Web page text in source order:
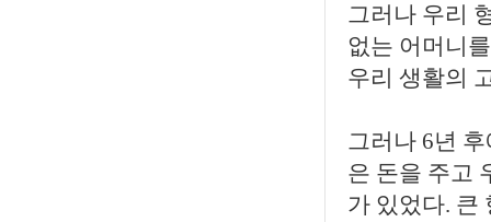
그러나 우리
없는 어머니
우리 생활의
그러나 6년
은 돈을 주고
가 있었다. 큰